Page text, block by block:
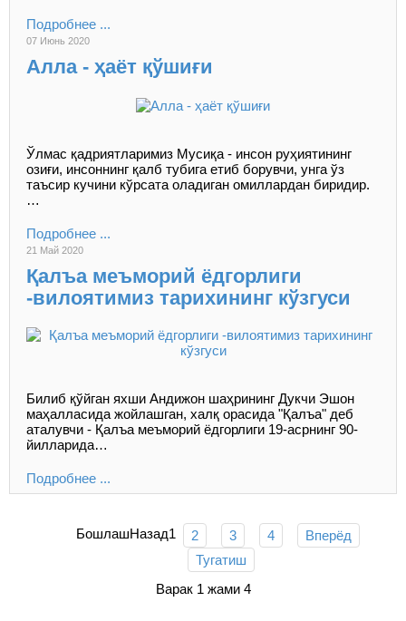
Подробнее ...
07 Июнь 2020
Алла - ҳаёт қўшиғи
Ўлмас қадриятларимиз Мусиқа - инсон руҳиятининг
озиғи, инсоннинг қалб тубига етиб борувчи, унга ўз
таъсир кучини кўрсата оладиган омиллардан биридир.
…
Подробнее ...
21 Май 2020
Қалъа меъморий ёдгорлиги
-вилоятимиз тарихининг кўзгуси
Билиб қўйган яхши Андижон шаҳрининг Дукчи Эшон
маҳалласида жойлашган, халқ орасида "Қалъа" деб
аталувчи - Қалъа меъморий ёдгорлиги 19-асрнинг 90-
йилларида…
Подробнее ...
БошлашНазад1 2 3 4
Вперёд
Тугатиш
Варак 1 жами 4